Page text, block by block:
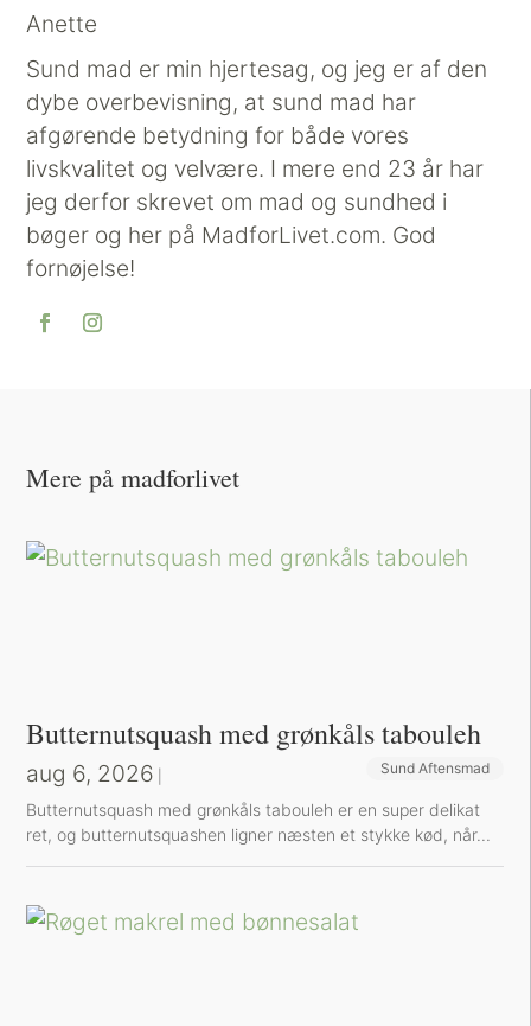
Anette
Sund mad er min hjertesag, og jeg er af den
dybe overbevisning, at sund mad har
afgørende betydning for både vores
livskvalitet og velvære. I mere end 23 år har
jeg derfor skrevet om mad og sundhed i
bøger og her på MadforLivet.com. God
fornøjelse!
Mere på madforlivet
Butternutsquash med grønkåls tabouleh
aug 6, 2026 Sund Aftensmad
Butternutsquash med grønkåls tabouleh er en super delikat
ret, og butternutsquashen ligner næsten et stykke kød, når...